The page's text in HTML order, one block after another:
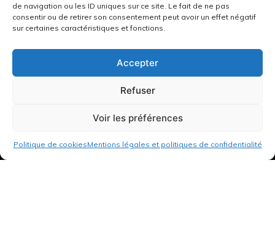
de navigation ou les ID uniques sur ce site. Le fait de ne pas
consentir ou de retirer son consentement peut avoir un effet négatif
sur certaines caractéristiques et fonctions.
Accepter
Refuser
Voir les préférences
Politique de cookiesMentions légales et politiques de confidentialité